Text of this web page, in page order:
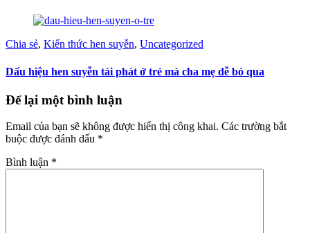
Chia sẻ, Kiến thức hen suyễn, Uncategorized
Dấu hiệu hen suyễn tái phát ở trẻ mà cha mẹ dễ bỏ qua
Để lại một bình luận
Email của bạn sẽ không được hiển thị công khai. Các trường bắt
buộc được đánh dấu *
Bình luận *